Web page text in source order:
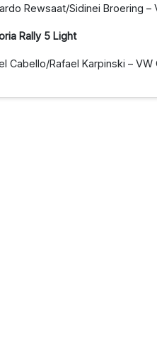
Rewsaat/Sidinei Broering –
Rally 5 Light
Cabello/Rafael Karpinski – VW